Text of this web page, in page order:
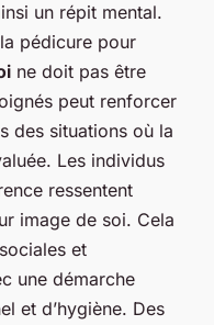
un répit mental.
pédicure pour
ne doit pas être
peut renforcer
des situations où la
Les individus
ressentent
image de soi. Cela
et
une démarche
et d’hygiène. Des